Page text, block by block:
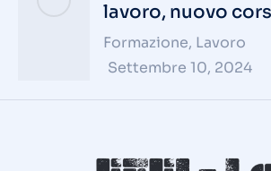
lavoro, nuovo
Formazione, Lavoro
Settembre 10, 2024